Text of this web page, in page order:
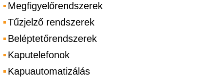
Megfigyelőrendszerek
Tűzjelző rendszerek
Beléptetőrendszerek
Kaputelefonok
Kapuautomatizálás